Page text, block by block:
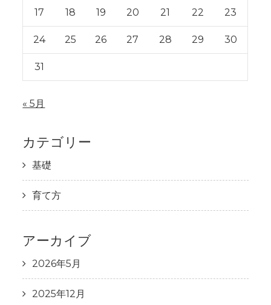
17 18 19 20 21 22 23
24 25 26 27 28 29 30
31
« 5月
カテゴリー
基礎
育て方
アーカイブ
2026年5月
2025年12月